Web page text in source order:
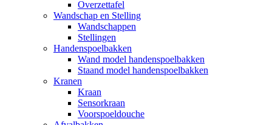
Overzettafel
Wandschap en Stelling
Wandschappen
Stellingen
Handenspoelbakken
Wand model handenspoelbakken
Staand model handenspoelbakken
Kranen
Kraan
Sensorkraan
Voorspoeldouche